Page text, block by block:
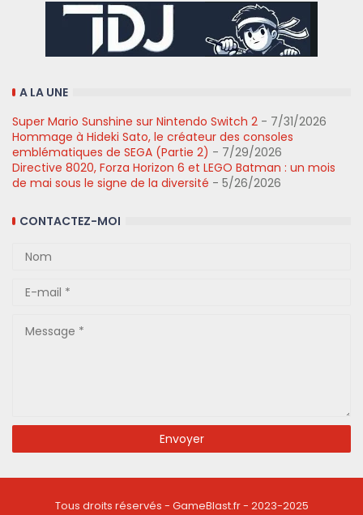
A LA UNE
Super Mario Sunshine sur Nintendo Switch 2 - 7/31/2026
Hommage à Hideki Sato, le créateur des consoles
emblématiques de SEGA (Partie 2) - 7/29/2026
Directive 8020, Forza Horizon 6 et LEGO Batman : un mois
de mai sous le signe de la diversité - 5/26/2026
CONTACTEZ-MOI
Tous droits réservés - GameBlast.fr - 2023-2025